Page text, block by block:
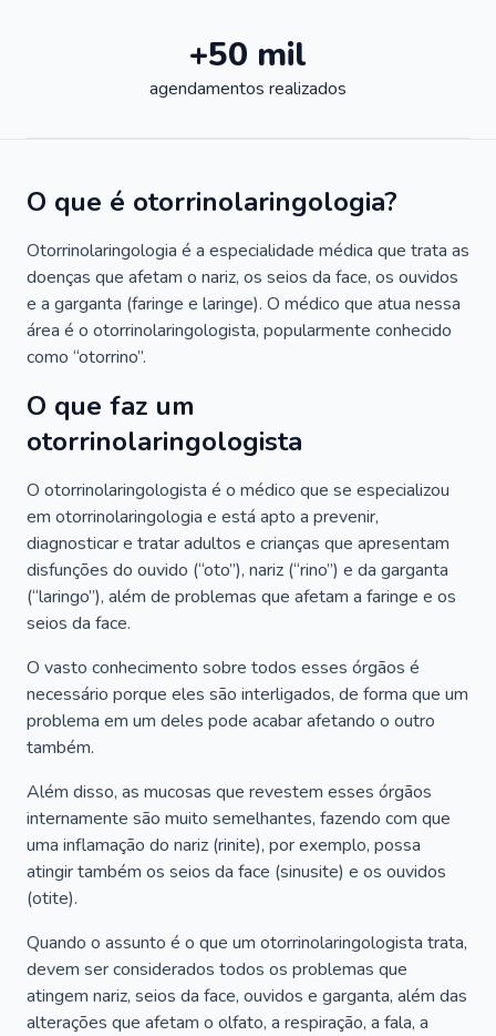
+50 mil
agendamentos realizados
O que é otorrinolaringologia?
Otorrinolaringologia é a especialidade médica que trata as
doenças que afetam o nariz, os seios da face, os ouvidos
e a garganta (faringe e laringe). O médico que atua nessa
área é o otorrinolaringologista, popularmente conhecido
como “otorrino”.
O que faz um
otorrinolaringologista
O otorrinolaringologista é o médico que se especializou
em otorrinolaringologia e está apto a prevenir,
diagnosticar e tratar adultos e crianças que apresentam
disfunções do ouvido (“oto”), nariz (“rino”) e da garganta
(“laringo”), além de problemas que afetam a faringe e os
seios da face.
O vasto conhecimento sobre todos esses órgãos é
necessário porque eles são interligados, de forma que um
problema em um deles pode acabar afetando o outro
também.
Além disso, as mucosas que revestem esses órgãos
internamente são muito semelhantes, fazendo com que
uma inflamação do nariz (rinite), por exemplo, possa
atingir também os seios da face (sinusite) e os ouvidos
(otite).
Quando o assunto é o que um otorrinolaringologista trata,
devem ser considerados todos os problemas que
atingem nariz, seios da face, ouvidos e garganta, além das
alterações que afetam o olfato, a respiração, a fala, a